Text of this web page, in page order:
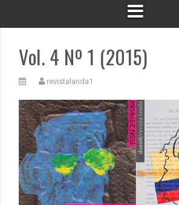
Vol. 4 Nº 1 (2015)
revistalanda1